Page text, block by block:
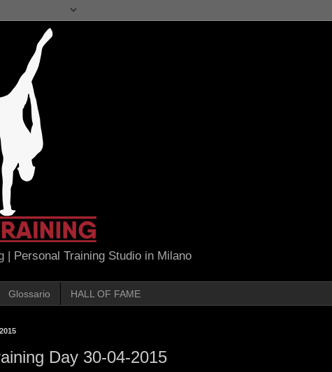
| Personal Training Studio in Milano
Glossario HALL OF FAME
Day 30-04-2015